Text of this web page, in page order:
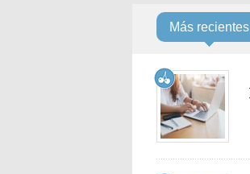
Más recientes